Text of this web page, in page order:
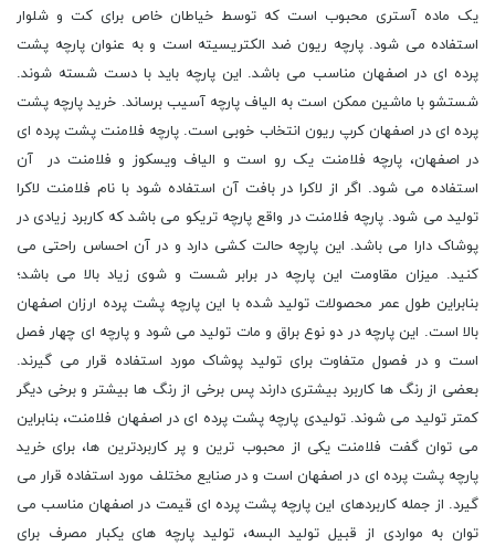
یک ماده آستری محبوب است که توسط خیاطان خاص برای کت و شلوار
استفاده می شود. پارچه ریون ضد الکتریسیته است و به عنوان پارچه پشت
پرده ای در اصفهان مناسب می باشد. این پارچه باید با دست شسته شوند.
شستشو با ماشین ممکن است به الیاف پارچه آسیب برساند. خرید پارچه پشت
پرده ای در اصفهان کرپ ریون انتخاب خوبی است. پارچه فلامنت پشت پرده ای
در اصفهان، پارچه فلامنت یک رو است و الیاف ویسکوز و فلامنت در آن
استفاده می شود. اگر از لاکرا در بافت آن استفاده شود با نام فلامنت لاکرا
تولید می شود. پارچه فلامنت در واقع پارچه تریکو می باشد که کاربرد زیادی در
پوشاک دارا می باشد. این پارچه حالت کشی دارد و در آن احساس راحتی می
کنید. میزان مقاومت این پارچه در برابر شست و شوی زیاد بالا می باشد؛
بنابراین طول عمر محصولات تولید شده با این پارچه پشت پرده ارزان اصفهان
بالا است. این پارچه در دو نوع براق و مات تولید می شود و پارچه ای چهار فصل
است و در فصول متفاوت برای تولید پوشاک مورد استفاده قرار می گیرند.
بعضی از رنگ ها کاربرد بیشتری دارند پس برخی از رنگ ها بیشتر و برخی دیگر
کمتر تولید می شوند. تولیدی پارچه پشت پرده ای در اصفهان فلامنت، بنابراین
می توان گفت فلامنت یکی از محبوب ترین و پر کاربردترین ها، برای خرید
پارچه پشت پرده ای در اصفهان است و در صنایع مختلف مورد استفاده قرار می
گیرد. از جمله کاربردهای این پارچه پشت پرده ای قیمت در اصفهان مناسب می
توان به مواردی از قبیل تولید البسه، تولید پارچه های یکبار مصرف برای